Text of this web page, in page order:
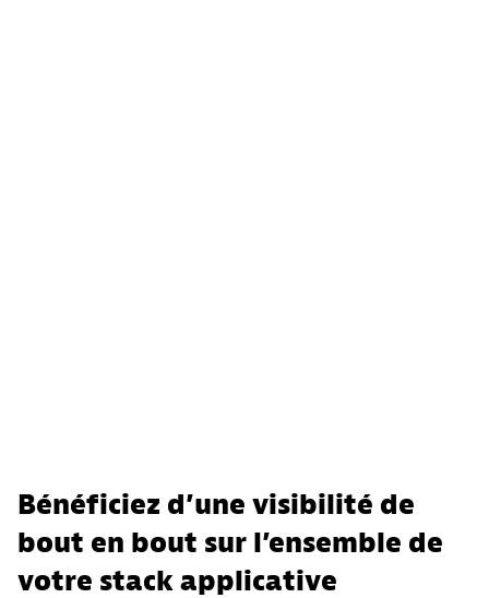
Bénéficiez d’une visibilité de
bout en bout sur l’ensemble de
votre stack applicative